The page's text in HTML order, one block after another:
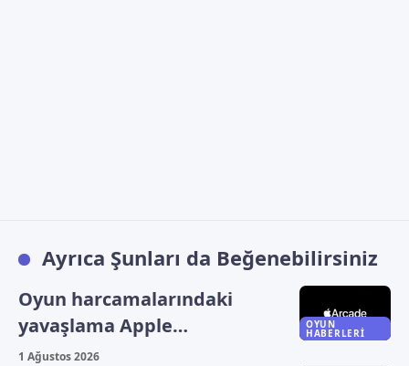
Ayrıca Şunları da Beğenebilirsiniz
OYUN
HABERLERI
Oyun harcamalarındaki
yavaşlama Apple
bilançosuna yansıdı
1 Ağustos 2026